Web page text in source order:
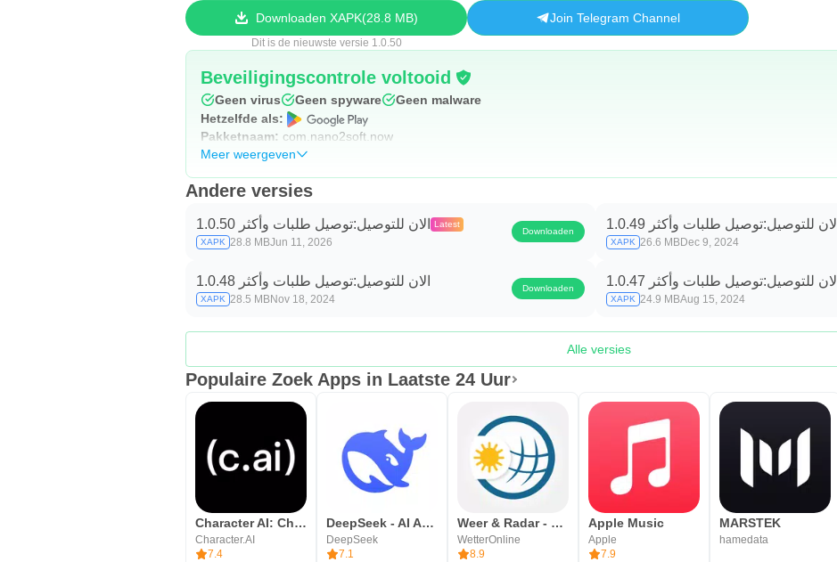
Dit is de nieuwste versie 1.0.50
Downloaden XAPK 28.8 MB Join Telegram Channel
Beveiligingscontrole voltooid
Geen virus Geen spyware
Geen malware
Hetzelfde als:
Pakketnaam: com.nano2soft.now
Meer weergeven
Andere versies
الان للتوصيل:توصيل طلبات وأكثر 1.0.50
Latest
XAPK 28.8 MBJun 11, 2026
Downloaden الان للتوصيل:توصيل طلبات وأكثر 1.0.49
XAPK 26.6 MBDec 9, 2024
الان للتوصيل:توصيل طلبات وأكثر 1.0.48
XAPK 28.5 MBNov 18, 2024
Downloaden الان للتوصيل:توصيل طلبات وأكثر 1.0.47
XAPK 24.9 MBAug 15, 2024
Alle versies
Populaire Zoek Apps in Laatste 24 Uur
Character AI: Chat, Talk, Text
Character.AI
7.4
DeepSeek - AI Assistent
DeepSeek
7.1
Weer & Radar - buienradar
WetterOnline
8.9
Apple Music
Apple
7.9
MARSTEK
hamedata